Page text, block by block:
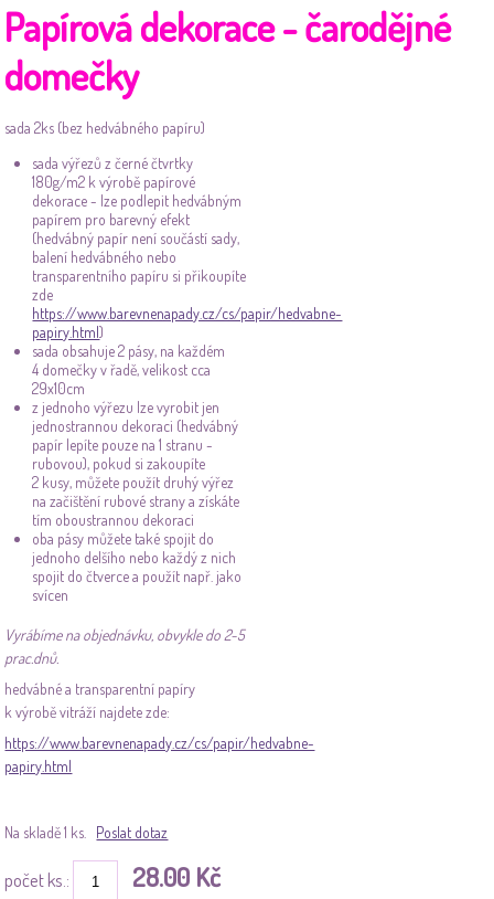
Papírová dekorace - čarodějné
domečky
sada 2ks (bez hedvábného papíru)
sada výřezů z černé čtvrtky
180g/m2 k výrobě papírové
dekorace - lze podlepit hedvábným
papírem pro barevný efekt
(hedvábný papír není součástí sady,
balení hedvábného nebo
transparentního papíru si přikoupíte
zde
https://www.barevnenapady.cz/cs/papir/hedvabne-
papiry.html)
sada obsahuje 2 pásy, na každém
4 domečky v řadě, velikost cca
29x10cm
z jednoho výřezu lze vyrobit jen
jednostrannou dekoraci (hedvábný
papír lepíte pouze na 1 stranu -
rubovou), pokud si zakoupíte
2 kusy, můžete použít druhý výřez
na začištění rubové strany a získáte
tím oboustrannou dekoraci
oba pásy můžete také spojit do
jednoho delšího nebo každý z nich
spojit do čtverce a použít např. jako
svícen
Vyrábíme na objednávku, obvykle do 2-5
prac.dnů.
hedvábné a transparentní papíry
k výrobě vitráží najdete zde:
https://www.barevnenapady.cz/cs/papir/hedvabne-
papiry.html
Na skladě 1 ks. Poslat dotaz
počet ks.: 28.00 Kč